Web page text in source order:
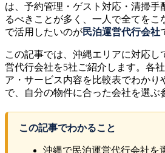
は、予約管理・ゲスト対応・清掃手
るべきことが多く、一人で全てをこ
で活用したいのが民泊運営代行会社
この記事では、沖縄エリアに対応し
営代行会社を5社ご紹介します。各
ア・サービス内容を比較表でわかり
で、自分の物件に合った会社を選ぶ
この記事でわかること
沖縄で民泊運営代行会社を